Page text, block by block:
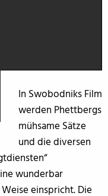
In Swobodniks Film
werden Phettbergs
mühsame Sätze
und die diversen
wunderbar
einspricht. Die